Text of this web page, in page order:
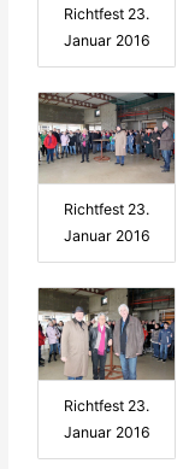
Richtfest 23.
Januar 2016
Richtfest 23.
Januar 2016
Richtfest 23.
Januar 2016